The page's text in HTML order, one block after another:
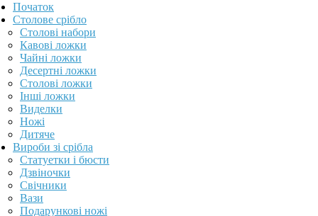
Початок
Столове срібло
Столові набори
Кавові ложки
Чайні ложки
Десертні ложки
Столові ложки
Інші ложки
Виделки
Ножі
Дитяче
Вироби зі срібла
Статуетки і бюсти
Дзвіночки
Свічники
Вази
Подарункові ножі